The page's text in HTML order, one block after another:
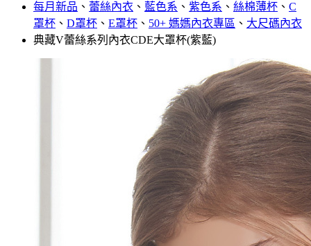
每月新品 、 蕾絲內衣 、 藍色系 、 紫色系 、 絲棉薄杯 、 C
罩杯 、 D罩杯 、 E罩杯 、 50+ 媽媽內衣專區 、 大尺碼內衣
典藏V蕾絲系列內衣CDE大罩杯(紫藍)